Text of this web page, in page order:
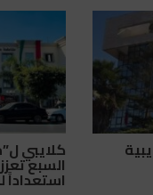
كلايبي
السبع
استعداداً